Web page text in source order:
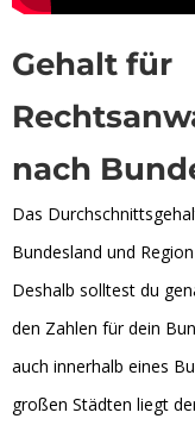
Gehalt für
nach
Das
Bundesland und
Deshalb solltest du
den Zahlen für dein
auch innerhalb eines
großen Städten liegt